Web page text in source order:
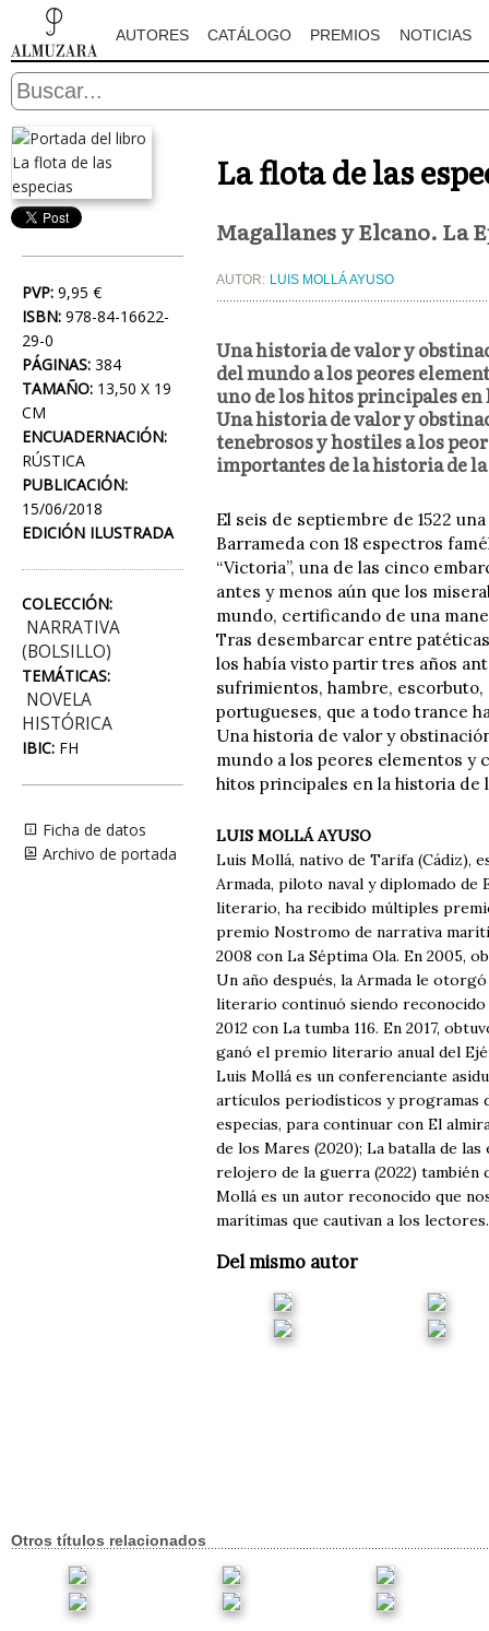
AUTORES CATÁLOGO PREMIOS NOTICIAS
PVP: 9,95 €
ISBN: 978-84-16622-
29-0
PÁGINAS: 384
TAMAÑO: 13,50 X 19
CM
ENCUADERNACIÓN:
RÚSTICA
PUBLICACIÓN:
15/06/2018
EDICIÓN ILUSTRADA
COLECCIÓN:
NARRATIVA
(BOLSILLO)
TEMÁTICAS:
NOVELA
HISTÓRICA
IBIC: FH
Ficha de datos
Archivo de portada
La flota de las
Magallanes y Elcano. La
AUTOR: LUIS MOLLÁ AYUSO
Una historia de valor y
del mundo a los peores
uno de los hitos principales
Una historia de valor y
tenebrosos y hostiles a los
importantes de la historia de
El seis de septiembre de 1522
Barrameda con 18 espectros
“Victoria”, una de las cinco
antes y menos aún que los
mundo, certificando de una
Tras desembarcar entre
los había visto partir tres años
sufrimientos, hambre,
portugueses, que a todo trance
Una historia de valor y
mundo a los peores elementos y
hitos principales en la historia de
LUIS MOLLÁ AYUSO
Luis Mollá, nativo de Tarifa (Cádiz),
Armada, piloto naval y diplomado
literario, ha recibido múltiples
premio Nostromo de narrativa
2008 con La Séptima Ola. En 2005,
Un año después, la Armada le
literario continuó siendo reconocido
2012 con La tumba 116. En 2017,
ganó el premio literario anual del
Luis Mollá es un conferenciante
artículos periodísticos y programas
especias, para continuar con El
de los Mares (2020); La batalla de
relojero de la guerra (2022) también
Mollá es un autor reconocido que
marítimas que cautivan a los lectores.
Del mismo autor
Otros títulos relacionados